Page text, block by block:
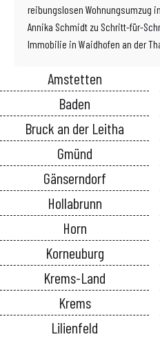
reibungslosen Wohnungsumzug
Annika Schmidt zu Schritt-für-
Immobilie in Waidhofen an der
Amstetten
Baden
Bruck an der Leitha
Gmünd
Gänserndorf
Hollabrunn
Horn
Korneuburg
Krems-Land
Krems
Lilienfeld